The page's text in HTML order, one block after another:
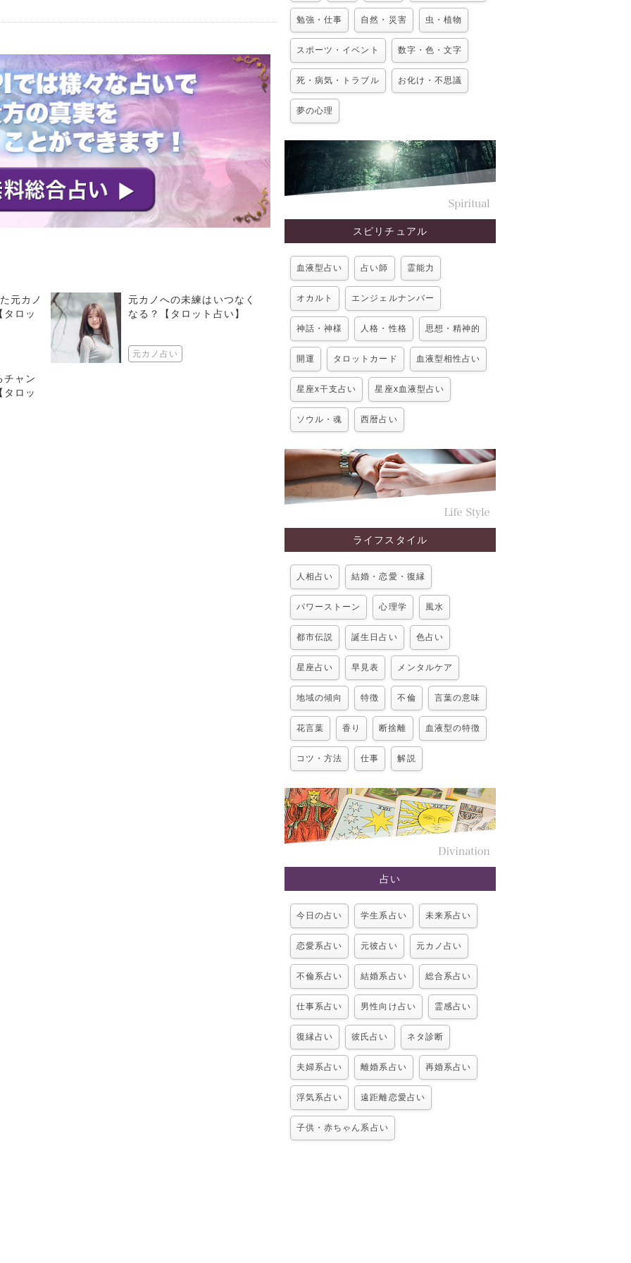
元カノ
タロッ
元カノへの未練はいつなく
なる？【タロット占い】
元カノ占い
チャン
タロッ
勉強・仕事 自然・災害 虫・植物
スポーツ・イベント 数字・色・文字
死・病気・トラブル お化け・不思議
夢の心理
スピリチュアル
血液型占い 占い師 霊能力
オカルト エンジェルナンバー
神話・神様 人格・性格 思想・精神的
開運 タロットカード 血液型相性占い
星座x干支占い 星座x血液型占い
ソウル・魂 西暦占い
ライフスタイル
人相占い 結婚・恋愛・復縁
パワーストーン 心理学 風水
都市伝説 誕生日占い 色占い
星座占い 早見表 メンタルケア
地域の傾向 特徴 不倫 言葉の意味
花言葉 香り 断捨離 血液型の特徴
コツ・方法 仕事 解説
占い
今日の占い 学生系占い 未来系占い
恋愛系占い 元彼占い 元カノ占い
不倫系占い 結婚系占い 総合系占い
仕事系占い 男性向け占い 霊感占い
復縁占い 彼氏占い ネタ診断
夫婦系占い 離婚系占い 再婚系占い
浮気系占い 遠距離恋愛占い
子供・赤ちゃん系占い